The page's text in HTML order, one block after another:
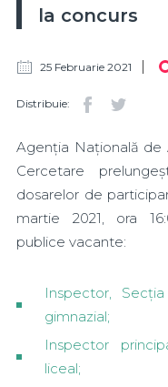
la concurs
25 Februarie 2021
Distribuie:
Agenția Națională de
Cercetare
dosarelor de
martie 2021, ora
publice vacante:
Inspector,
gimnazial;
Inspector
liceal;